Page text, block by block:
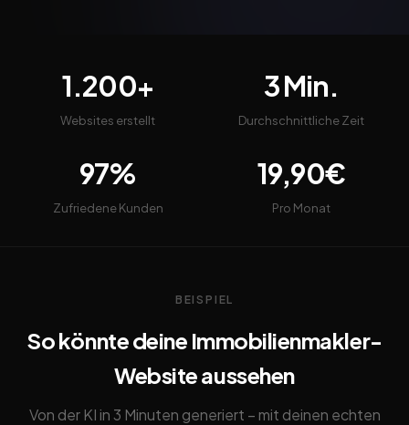
1.200+
Websites erstellt
3 Min.
Durchschnittliche Zeit
97%
Zufriedene Kunden
19,90€
Pro Monat
BEISPIEL
So könnte deine Immobilienmakler-
Website aussehen
Von der KI in 3 Minuten generiert – mit deinen echten